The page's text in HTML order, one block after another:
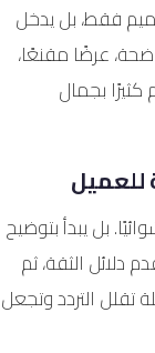
فقط، بل يدخل
عرضًا مقنعًا،
بجمال
للعميل
بل يبدأ بتوضيح
دلائل الثقة، ثم
تقلل التردد وتجعل